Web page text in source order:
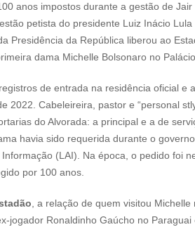
anos impostos durante a gestão de
petista do presidente Luiz Inácio
Presidência da República liberou ao
dama Michelle Bolsonaro no
de entrada na residência oficial e
2022. Cabeleireira, pastor e “personal
do Alvorada: a principal e a de
havia sido requerida durante o
(LAI). Na época, o pedido foi
por 100 anos.
, a relação de quem visitou
jogador Ronaldinho Gaúcho no